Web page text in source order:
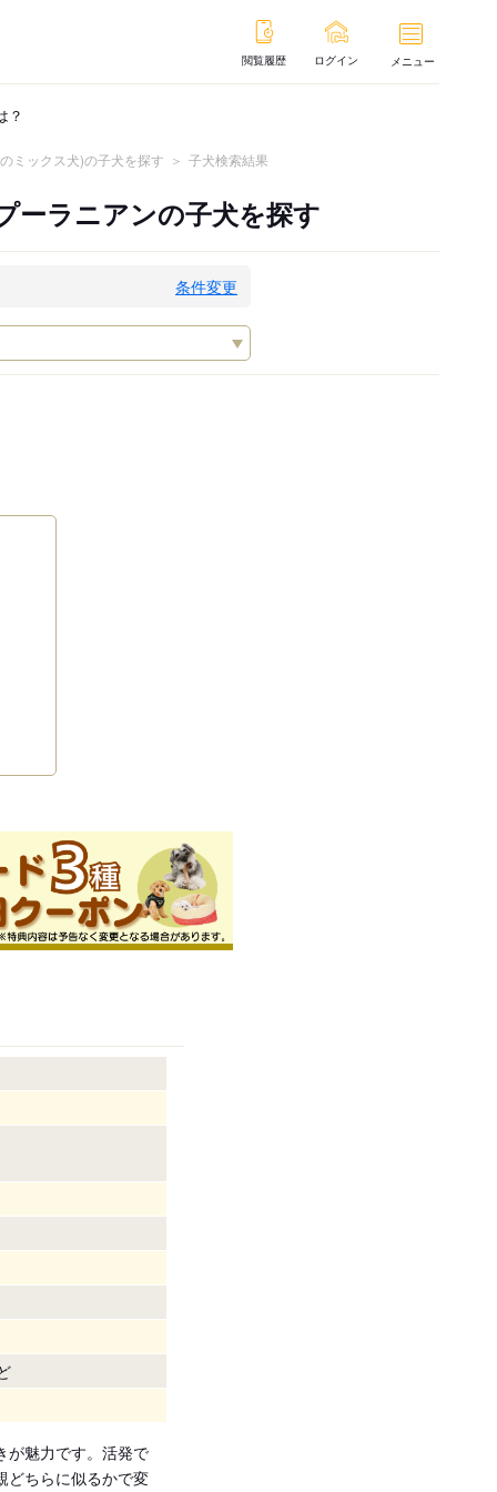
閲覧履歴 ログイン メニュー
？
ミックス犬)の子犬を探す 子犬検索結果
ーラニアンの子犬を探す
条件変更
が魅力です。活発で
どちらに似るかで変